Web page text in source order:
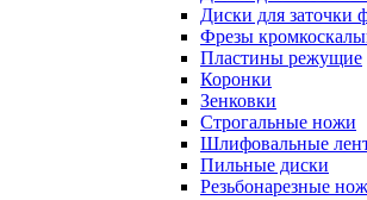
Диски для заточки
Фрезы
Пластины режущие
Коронки
Зенковки
Строгальные ножи
Шлифовальные
Пильные диски
Резьбонарезные